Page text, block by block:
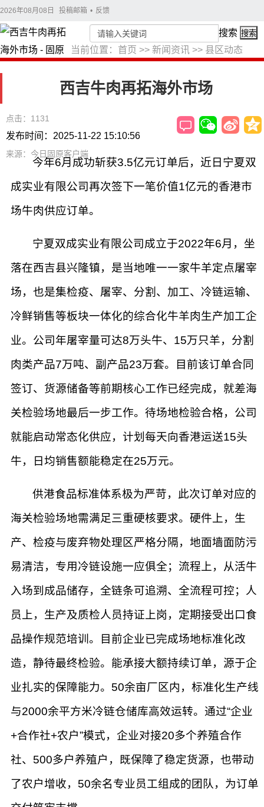
2026年08月08日 投稿邮箱 • 反馈
当前位置： 首页 >> 新闻资讯 >> 县区动态
搜索 搜索
西吉牛肉再拓海外市场
点击：1131
发布时间：2025-11-22 15:10:56
来源：今日固原客户端
今年6月成功斩获3.5亿元订单后，近日宁夏双
成实业有限公司再次签下一笔价值1亿元的香港市
场牛肉供应订单。
宁夏双成实业有限公司成立于2022年6月，坐
落在西吉县兴隆镇，是当地唯一一家牛羊定点屠宰
场，也是集检疫、屠宰、分割、加工、冷链运输、
冷鲜销售等板块一体化的综合化牛羊肉生产加工企
业。公司年屠宰量可达8万头牛、15万只羊，分割
肉类产品7万吨、副产品23万套。目前该订单合同
签订、货源储备等前期核心工作已经完成，就差海
关检验场地最后一步工作。待场地检验合格，公司
就能启动常态化供应，计划每天向香港运送15头
牛，日均销售额能稳定在25万元。
供港食品标准体系极为严苛，此次订单对应的
海关检验场地需满足三重硬核要求。硬件上，生
产、检疫与废弃物处理区严格分隔，地面墙面防污
易清洁，专用冷链设施一应俱全；流程上，从活牛
入场到成品储存，全链条可追溯、全流程可控；人
员上，生产及质检人员持证上岗，定期接受出口食
品操作规范培训。目前企业已完成场地标准化改
造，静待最终检验。能承接大额持续订单，源于企
业扎实的保障能力。50余亩厂区内，标准化生产线
与2000余平方米冷链仓储库高效运转。通过“企业
+合作社+农户”模式，企业对接20多个养殖合作
社、500多户养殖户，既保障了稳定货源，也带动
了农户增收，50余名专业员工组成的团队，为订单